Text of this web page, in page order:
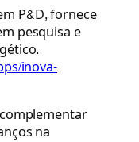
P&D, fornece
pesquisa e
inova-
na